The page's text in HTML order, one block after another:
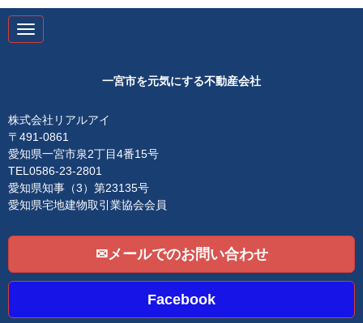
N
a
i
o
一宮市を元気にする不動産会社
株式会社リアルアイ
〒491-0861
愛知県一宮市泉2丁目4番15号
TEL0586-23-2801
愛知県知事（3）第23135号
愛知県宅地建物取引業協会会員
✉メールでのお問い合わせ
Facebook